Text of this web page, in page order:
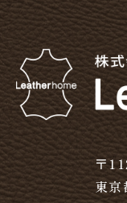
〒
東